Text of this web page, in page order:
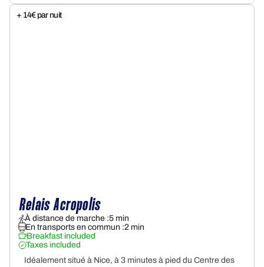
Relais Acropolis
Breakfast included
Taxes included
À distance de marche :5 min
En transports en commun :2 min
Idéalement situé à Nice, à 3 minutes à pied du Centre des
+ 14€ par nuit